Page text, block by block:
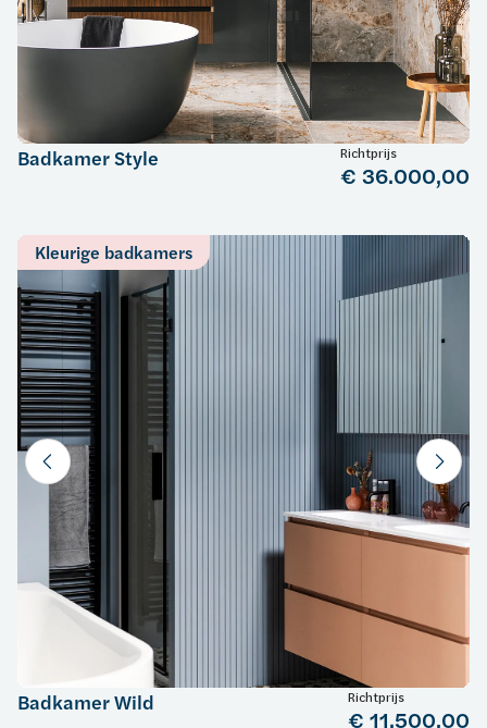
Badkamer Style Richtprijs
€ 36.000,00
Kleurige badkamers
Badkamer Wild Richtprijs
€ 11.500,00